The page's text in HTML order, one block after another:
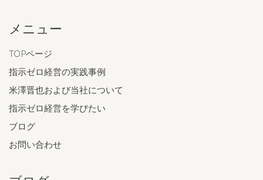
メニュー
TOPページ
指示ゼロ経営の実践事例
米澤晋也および当社について
指示ゼロ経営を学びたい
ブログ
お問い合わせ